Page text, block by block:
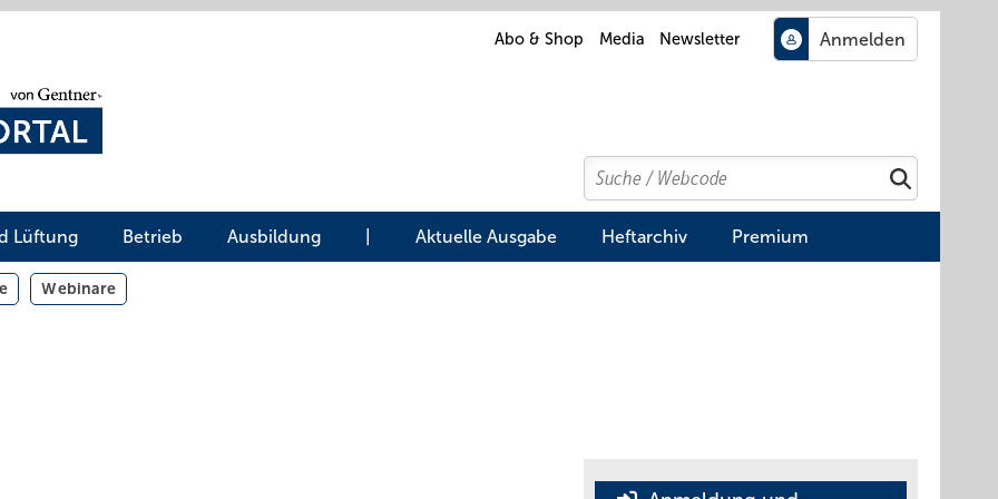
Abo & Shop Media Newsletter
Search
Suchen
Lüftung Betrieb Ausbildung Aktuelle Ausgabe Heftarchiv Premium
Webinare